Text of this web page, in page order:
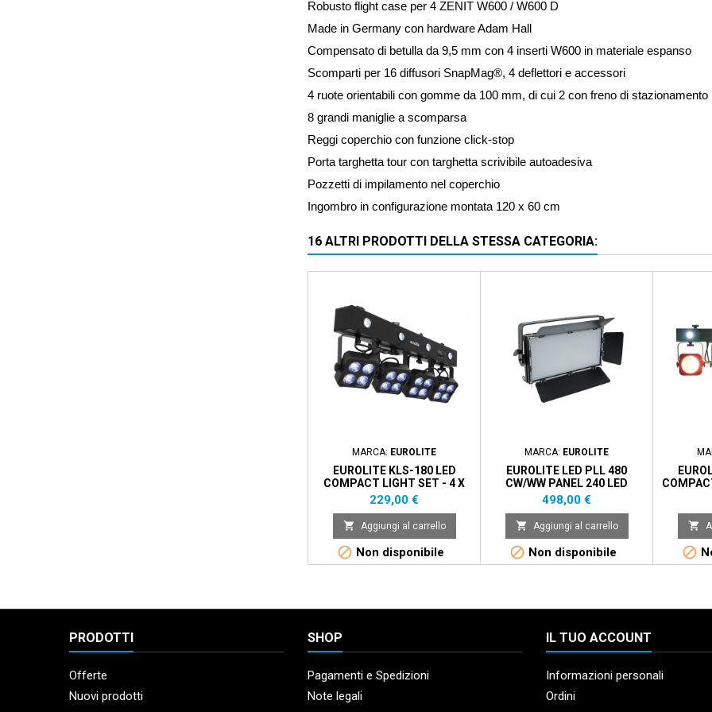
Robusto flight case per 4 ZENIT W600 / W600 D
Made in Germany con hardware Adam Hall
Compensato di betulla da 9,5 mm con 4 inserti W600 in materiale espanso
Scomparti per 16 diffusori SnapMag®, 4 deflettori e accessori
4 ruote orientabili con gomme da 100 mm, di cui 2 con freno di stazionamento
8 grandi maniglie a scomparsa
Reggi coperchio con funzione click-stop
Porta targhetta tour con targhetta scrivibile autoadesiva
Pozzetti di impilamento nel coperchio
Ingombro in configurazione montata 120 x 60 cm
16 ALTRI PRODOTTI DELLA STESSA CATEGORIA:
MARCA: EUROLITE
EUROLITE KLS-180 LED
COMPACT LIGHT SET - 4 X
LED RGBW+STROBO
Prezzo
229,00 €
 Aggiungi al carrello
 Non disponibile
MARCA: EUROLITE
EUROLITE LED PLL 480
CW/WW PANEL 240 LED
WHITE - 240 LED WARM
Prezzo
498,00 €
 Aggiungi al carrello
 Non disponibile


PRODOTTI
Offerte
Nuovi prodotti
SHOP
Pagamenti e Spedizioni
Note legali
IL TUO ACCOUNT
Informazioni personali
Ordini